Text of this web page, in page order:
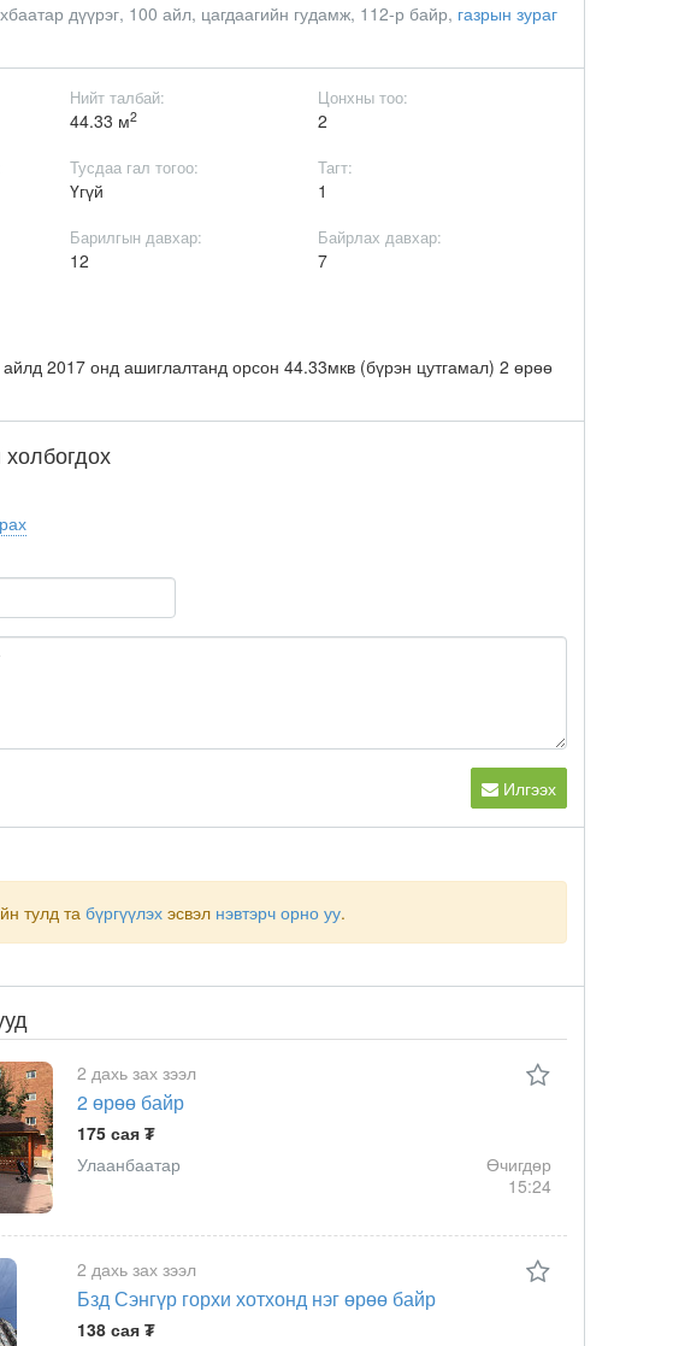
дүүрэг, 100 айл, цагдаагийн гудамж, 112-р байр, газрын зураг
Нийт талбай:
44.33 м2
Цонхны тоо:
2
Тусдаа гал тогоо:
Үгүй
Тагт:
1
Барилгын давхар:
12
Байрлах давхар:
7
2017 онд ашиглалтанд орсон 44.33мкв (бүрэн цутгамал) 2 өрөө
Илгээх
тулд та бүргүүлэх эсвэл нэвтэрч орно уу.
2 дахь зах зээл
2 өрөө байр
175 сая ₮
Улаанбаатар
Өчигдөр
15:24
2 дахь зах зээл
Бзд Сэнгүр горхи хотхонд нэг өрөө байр
138 сая ₮